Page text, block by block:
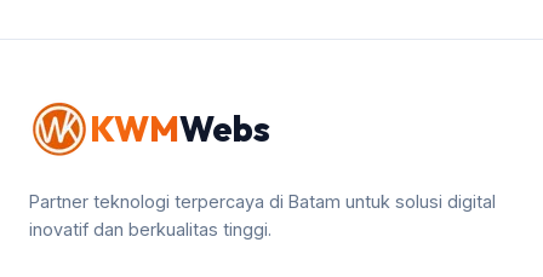
KWMWebs
Partner teknologi terpercaya di Batam untuk solusi digital
inovatif dan berkualitas tinggi.